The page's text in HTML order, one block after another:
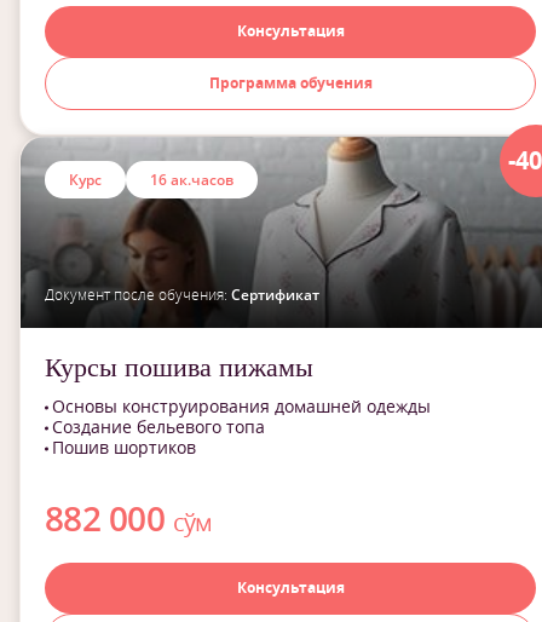
Консультация
Программа обучения
-
Курс 16 ак.часов
Документ после обучения: Сертификат
Курсы пошива пижамы
Основы конструирования домашней одежды
Создание бельевого топа
Пошив шортиков
882 000 сўм
Консультация